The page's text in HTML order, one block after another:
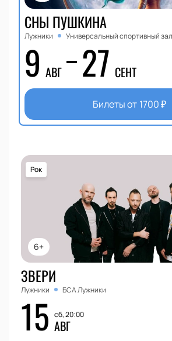
СНЫ ПУШКИНА
Лужники Универсальный спортивный
9 АВГ 27 СЕНТ
Билеты от 1700₽
6+
Рок
ЗВЕРИ
Лужники БСА Лужники
15 сб, 20:00
АВГ